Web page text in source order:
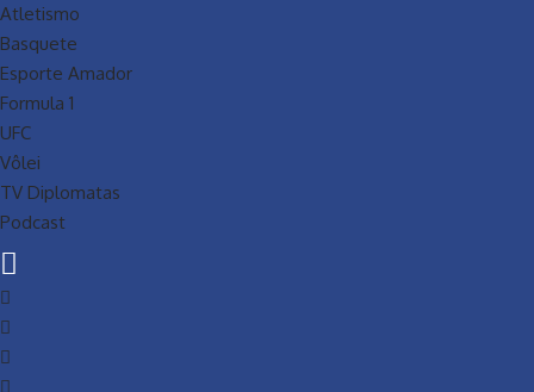
Atletismo
Basquete
Esporte Amador
Formula 1
UFC
Vôlei
TV Diplomatas
Podcast